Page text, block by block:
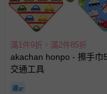
滿1件9折，滿2件85折
akachan honpo - 擦手巾
交通工具